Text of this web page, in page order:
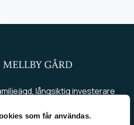
som får användas.
långsiktig investerare
bolag.